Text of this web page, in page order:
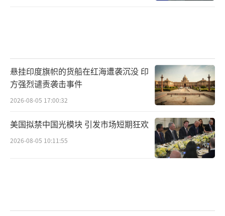
悬挂印度旗帜的货船在红海遭袭沉没 印
方强烈谴责袭击事件
2026-08-05 17:00:32
美国拟禁中国光模块 引发市场短期狂欢
2026-08-05 10:11:55